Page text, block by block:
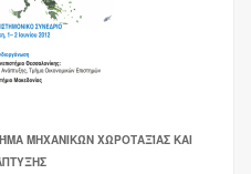
ΜΗΧΑΝΙΚΏΝ ΧΩΡΟΤΑΞΊΑΣ ΚΑΙ